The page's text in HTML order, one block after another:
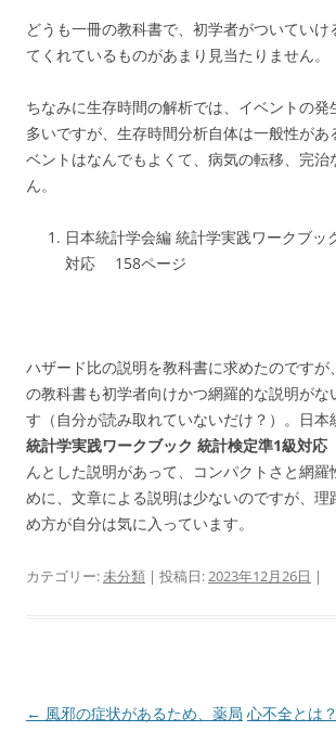
どうも一冊の教科書で、初学者がついていけ
てくれているものがあまり見当たりません。
ちなみに生存時間の解析では、イベントの
多いですが、生存時間分析自体は一般性があ
ベントはなんでもよくて、病気の転移、完治
ん。
日本統計学会編 統計学実践ワークブッ
対応 158ページ
ハザード比の説明を教科書に求めたのですが
の教科書も初学者向けかつ網羅的な説明がな
す（自分が読み取れていないだけ？）。日
統計学実践ワークブック 統計検定準1級対応
んとした説明があって、コンパクトさと網羅
めに、文章による説明は少ないのですが、理
め方が自分は気に入っています。
カテゴリー:未分類 | 投稿日:2023年12月26日 |
投
← 風邪の症状があるため、薬局 心不全とは